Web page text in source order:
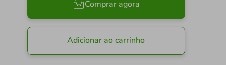
Comprar agora
Adicionar ao carrinho